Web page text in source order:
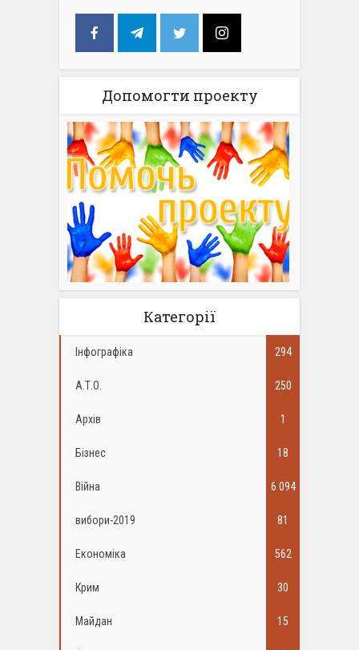
Допомогти проекту
Категорії
Інфографіка 294
А.Т.О. 250
Архів 1
Бізнес 18
Війна 6 094
вибори-2019 81
Економіка 562
Крим 30
Майдан 15